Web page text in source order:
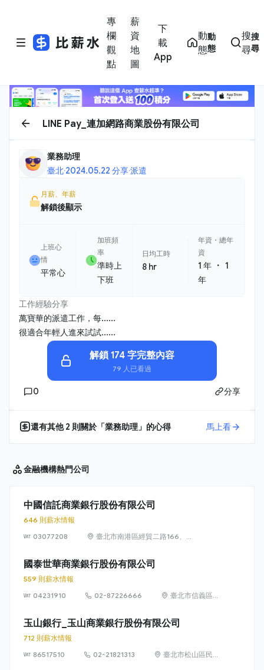
專
欄
觀
點
薪
資
地
圖
下
載
App
動
態
動
態
搜
尋
搜
尋
LINE Pay_連加網路商業股份有限公司
業務助理
臺北·2024.05.22 分享·派遣
月薪、年薪
解鎖後顯示
上班心
情
平常心
加班頻
率
準時上
下班
日均工時
8 hr
年資・總年
資
1 年 ・1
年
工作經驗分享
萬寶華的派遣工作，每......
很適合年輕人進來試試......
解鎖 174 字完整內容
79 人已看過
0 分享
還有其他2 則關於「業務助理 」的心得 馬上看
金融機構熱門公司
中國信託商業銀行股份有限公司
646 則薪水情報
03077208
臺北市南港區經貿二路166、
國泰世華商業銀行股份有限公司
559 則薪水情報
04231910
02-87226666
臺北市信義區松
玉山銀行_玉山商業銀行股份有限公司
712 則薪水情報
86517510
02-21821313
臺北市松山區民生